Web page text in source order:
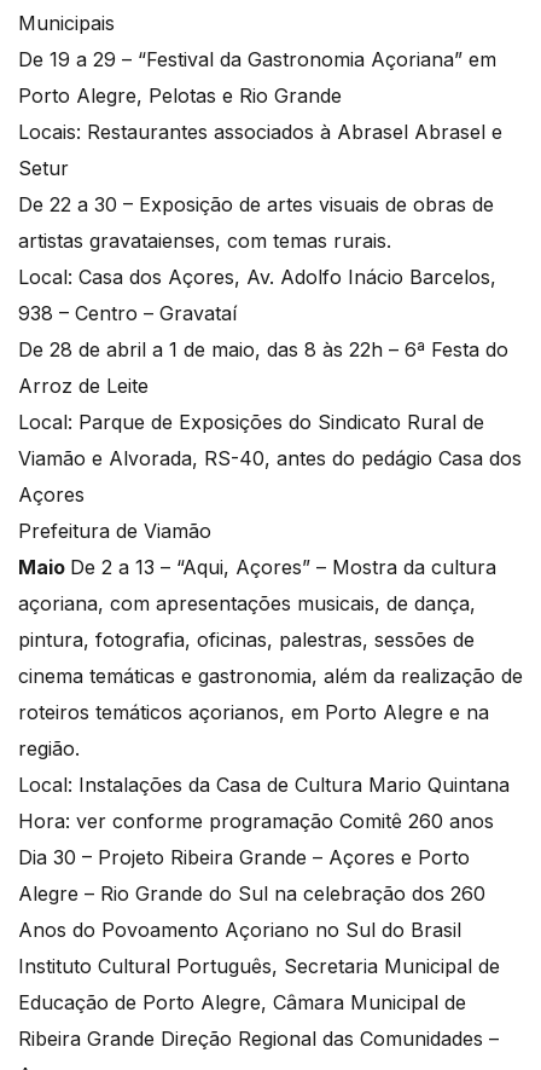
Municipais
De 19 a 29 – “Festival da Gastronomia Açoriana” em
Porto Alegre, Pelotas e Rio Grande
Locais: Restaurantes associados à Abrasel Abrasel e
Setur
De 22 a 30 – Exposição de artes visuais de obras de
artistas gravataienses, com temas rurais.
Local: Casa dos Açores, Av. Adolfo Inácio Barcelos,
938 – Centro – Gravataí
De 28 de abril a 1 de maio, das 8 às 22h – 6ª Festa do
Arroz de Leite
Local: Parque de Exposições do Sindicato Rural de
Viamão e Alvorada, RS-40, antes do pedágio Casa dos
Açores
Prefeitura de Viamão
Maio De 2 a 13 – “Aqui, Açores” – Mostra da cultura
açoriana, com apresentações musicais, de dança,
pintura, fotografia, oficinas, palestras, sessões de
cinema temáticas e gastronomia, além da realização de
roteiros temáticos açorianos, em Porto Alegre e na
região.
Local: Instalações da Casa de Cultura Mario Quintana
Hora: ver conforme programação Comitê 260 anos
Dia 30 – Projeto Ribeira Grande – Açores e Porto
Alegre – Rio Grande do Sul na celebração dos 260
Anos do Povoamento Açoriano no Sul do Brasil
Instituto Cultural Português, Secretaria Municipal de
Educação de Porto Alegre, Câmara Municipal de
Ribeira Grande Direção Regional das Comunidades –